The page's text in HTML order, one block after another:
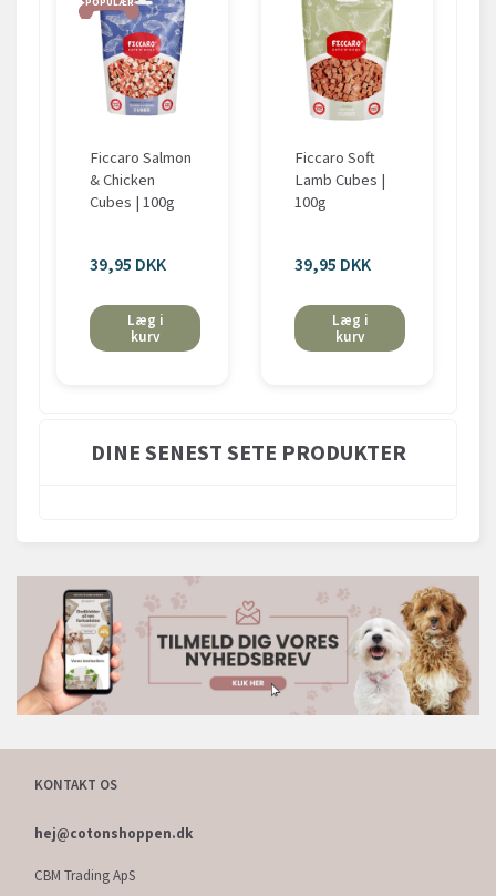
Ficcaro Salmon
& Chicken
Cubes | 100g
39,95 DKK
Læg i
kurv
Ficcaro Soft
Lamb Cubes |
100g
39,95 DKK
Læg i
kurv
DINE SENEST SETE PRODUKTER
KONTAKT OS
hej@cotonshoppen.dk
CBM Trading ApS